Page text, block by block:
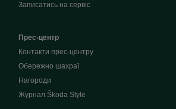
Записатись на сервіс
Прес-центр
Контакти прес-центру
Обережно шахраї
Нагороди
Журнал Škoda Style